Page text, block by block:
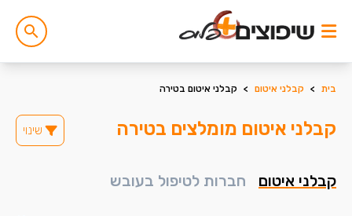
בית > קבלני איטום > קבלני איטום בטירה
קבלני איטום מומלצים בטירה שינוי
קבלני איטום חברות לטיפול בעובש